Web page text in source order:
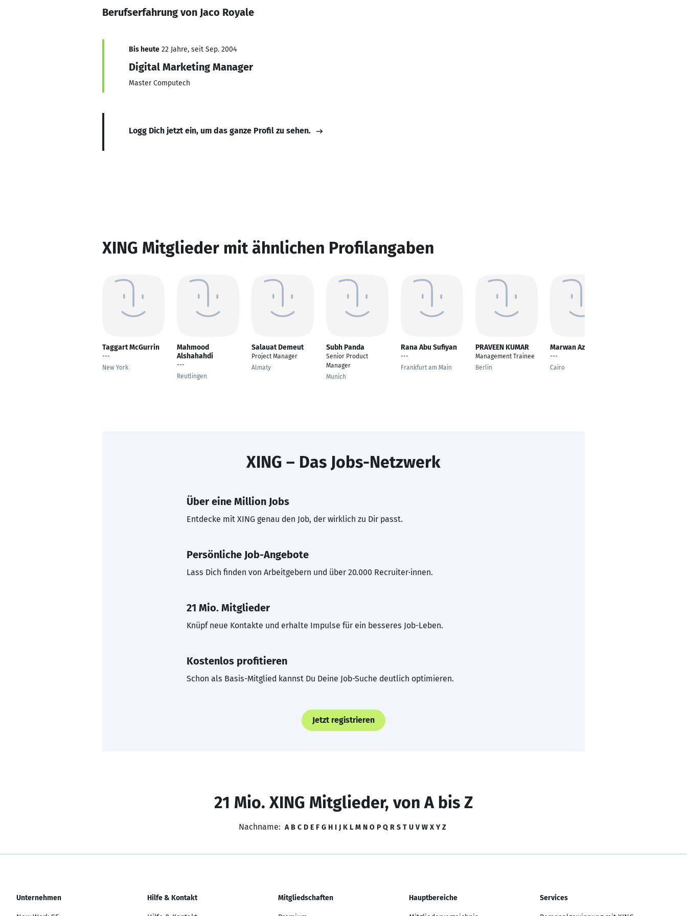
Berufserfahrung von Jaco Royale
Bis heute 22 Jahre, seit Sep. 2004
Digital Marketing Manager
Master Computech
Logg Dich jetzt ein, um das ganze Profil zu sehen.
XING Mitglieder mit ähnlichen Profilangaben
Taggart McGurrin
---
New York
Mahmood
Alshahahdi
---
Reutlingen
Salauat Demeut
Project Manager
Almaty
Subh Panda
Senior Product
Manager
Munich
Rana Abu Sufiyan
---
Frankfurt am Main
PRAVEEN KUMAR
Management Trainee
Berlin
Marwan Azeem
---
Cairo
XING – Das Jobs-Netzwerk
Über eine Million Jobs
Entdecke mit XING genau den Job, der wirklich zu Dir passt.
Persönliche Job-Angebote
Lass Dich finden von Arbeitgebern und über 20.000 Recruiter·innen.
21 Mio. Mitglieder
Knüpf neue Kontakte und erhalte Impulse für ein besseres Job-Leben.
Kostenlos profitieren
Schon als Basis-Mitglied kannst Du Deine Job-Suche deutlich optimieren.
Jetzt registrieren
21 Mio. XING Mitglieder, von A bis Z
Nachname: A B C D E F G H I J K L M N O P Q R S T U V W X Y Z
Unternehmen Hilfe & Kontakt Mitgliedschaften Hauptbereiche Services